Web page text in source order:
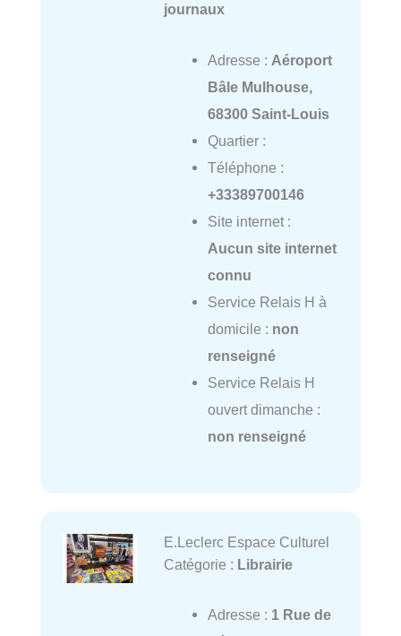
journaux
Adresse : Aéroport
Bâle Mulhouse,
68300 Saint-Louis
Quartier :
Téléphone :
+33389700146
Site internet :
Aucun site internet
connu
Service Relais H à
domicile : non
renseigné
Service Relais H
ouvert dimanche :
non renseigné
E.Leclerc Espace Culturel
Catégorie : Librairie
Adresse : 1 Rue de